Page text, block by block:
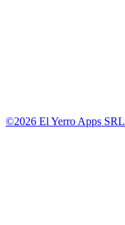
©2026 El Yerro Apps SRL